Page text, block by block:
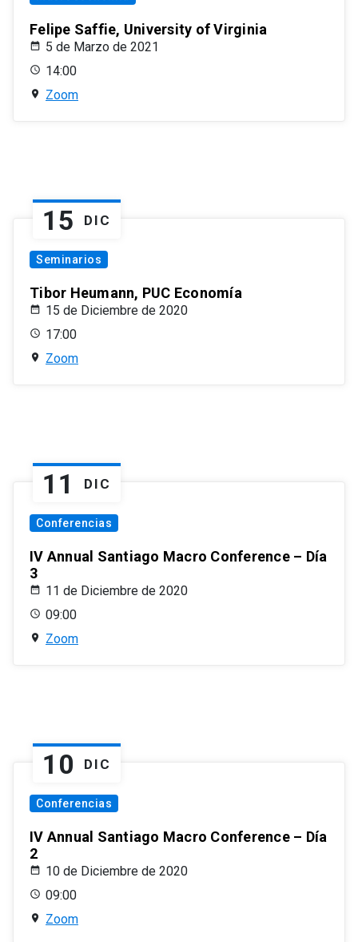
Felipe Saffie, University of Virginia
5 de Marzo de 2021
14:00
Zoom
15 DIC
Seminarios
Tibor Heumann, PUC Economía
15 de Diciembre de 2020
17:00
Zoom
11 DIC
Conferencias
IV Annual Santiago Macro Conference – Día
3
11 de Diciembre de 2020
09:00
Zoom
10 DIC
Conferencias
IV Annual Santiago Macro Conference – Día
2
10 de Diciembre de 2020
09:00
Zoom